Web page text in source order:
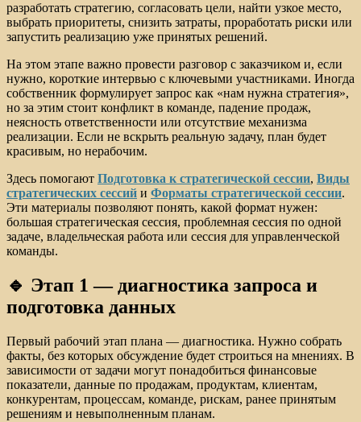
разработать стратегию, согласовать цели, найти узкое место,
выбрать приоритеты, снизить затраты, проработать риски или
запустить реализацию уже принятых решений.
На этом этапе важно провести разговор с заказчиком и, если
нужно, короткие интервью с ключевыми участниками. Иногда
собственник формулирует запрос как «нам нужна стратегия»,
но за этим стоит конфликт в команде, падение продаж,
неясность ответственности или отсутствие механизма
реализации. Если не вскрыть реальную задачу, план будет
красивым, но нерабочим.
Здесь помогают Подготовка к стратегической сессии, Виды
стратегических сессий и Форматы стратегической сессии.
Эти материалы позволяют понять, какой формат нужен:
большая стратегическая сессия, проблемная сессия по одной
задаче, владельческая работа или сессия для управленческой
команды.
🔹 Этап 1 — диагностика запроса и
подготовка данных
Первый рабочий этап плана — диагностика. Нужно собрать
факты, без которых обсуждение будет строиться на мнениях. В
зависимости от задачи могут понадобиться финансовые
показатели, данные по продажам, продуктам, клиентам,
конкурентам, процессам, команде, рискам, ранее принятым
решениям и невыполненным планам.